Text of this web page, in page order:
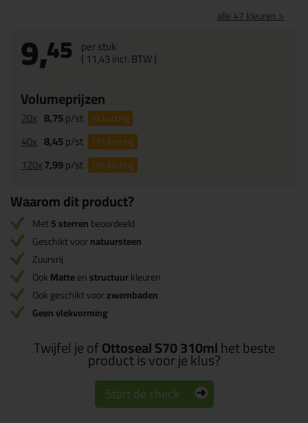
alle 47 kleuren >
9,45 per stuk
( 11,43incl. BTW )
Volumeprijzen
20x 8,75p/st 7%korting
40x 8,45p/st 11%korting
120x7,99p/st 15%korting
Waarom dit product?
Met5 sterrenbeoordeeld
Geschikt voornatuursteen
Zuurvrij
OokMatteenstructuurkleuren
Ook geschikt voorzwembaden
Geen vlekvorming
Twijfel je ofOttoseal S70 310mlhet beste
product is voor je klus?
Start de check